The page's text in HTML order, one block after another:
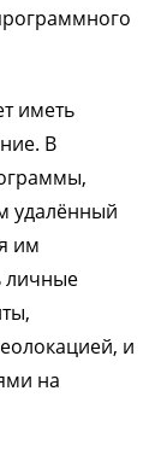
иметь
В
удалённый
им
личные
и
на